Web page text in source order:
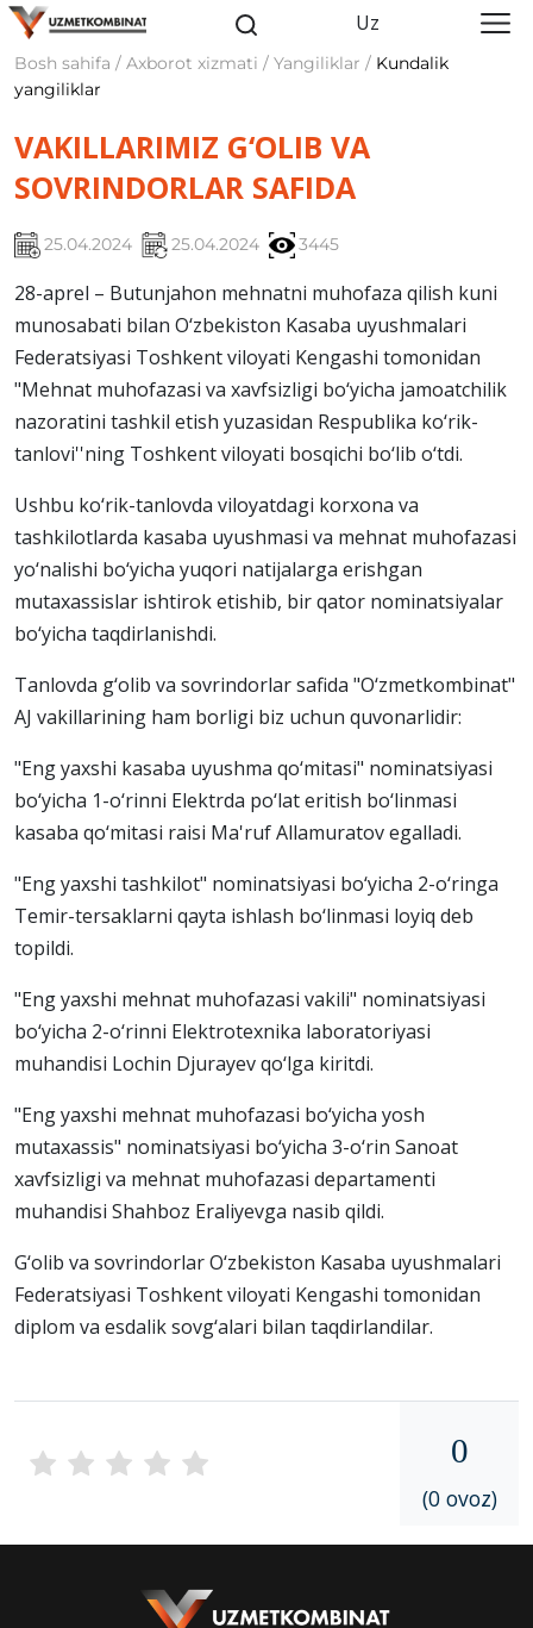
Uz
Bosh sahifa / Axborot xizmati / Yangiliklar / Kundalik
yangiliklar
VAKILLARIMIZ G‘OLIB VA
SOVRINDORLAR SAFIDA
25.04.2024 25.04.2024 3445
28-aprel – Butunjahon mehnatni muhofaza qilish kuni
munosabati bilan O‘zbekiston Kasaba uyushmalari
Federatsiyasi Toshkent viloyati Kengashi tomonidan
"Mehnat muhofazasi va xavfsizligi bo‘yicha jamoatchilik
nazoratini tashkil etish yuzasidan Respublika ko‘rik-
tanlovi''ning Toshkent viloyati bosqichi bo‘lib o‘tdi.
Ushbu ko‘rik-tanlovda viloyatdagi korxona va
tashkilotlarda kasaba uyushmasi va mehnat muhofazasi
yo‘nalishi bo‘yicha yuqori natijalarga erishgan
mutaxassislar ishtirok etishib, bir qator nominatsiyalar
bo‘yicha taqdirlanishdi.
Tanlovda g‘olib va sovrindorlar safida "O‘zmetkombinat"
AJ vakillarining ham borligi biz uchun quvonarlidir:
"Eng yaxshi kasaba uyushma qo‘mitasi" nominatsiyasi
bo‘yicha 1-o‘rinni Elektrda po‘lat eritish bo‘linmasi
kasaba qo‘mitasi raisi Ma'ruf Allamuratov egalladi.
"Eng yaxshi tashkilot" nominatsiyasi bo‘yicha 2-o‘ringa
Temir-tersaklarni qayta ishlash bo‘linmasi loyiq deb
topildi.
"Eng yaxshi mehnat muhofazasi vakili" nominatsiyasi
bo‘yicha 2-o‘rinni Elektrotexnika laboratoriyasi
muhandisi Lochin Djurayev qo‘lga kiritdi.
"Eng yaxshi mehnat muhofazasi bo‘yicha yosh
mutaxassis" nominatsiyasi bo‘yicha 3-o‘rin Sanoat
xavfsizligi va mehnat muhofazasi departamenti
muhandisi Shahboz Eraliyevga nasib qildi.
G‘olib va sovrindorlar O‘zbekiston Kasaba uyushmalari
Federatsiyasi Toshkent viloyati Kengashi tomonidan
diplom va esdalik sovg‘alari bilan taqdirlandilar.
0
(0 ovoz)